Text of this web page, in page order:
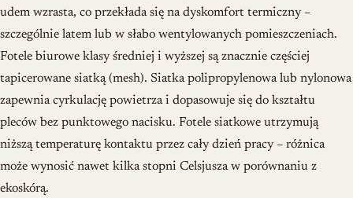
udem wzrasta, co przekłada się na dyskomfort termiczny –
szczególnie latem lub w słabo wentylowanych pomieszczeniach.
Fotele biurowe klasy średniej i wyższej są znacznie częściej
tapicerowane siatką (mesh). Siatka polipropylenowa lub nylonowa
zapewnia cyrkulację powietrza i dopasowuje się do kształtu
pleców bez punktowego nacisku. Fotele siatkowe utrzymują
niższą temperaturę kontaktu przez cały dzień pracy – różnica
może wynosić nawet kilka stopni Celsjusza w porównaniu z
ekoskórą.